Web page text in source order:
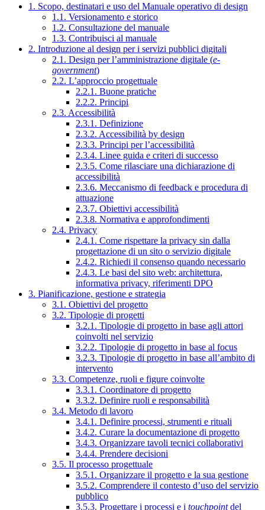
1. Scopo, destinatari e uso del Manuale operativo di design
1.1. Versionamento e storico
1.2. Consultazione del manuale
1.3. Contribuisci al manuale
2. Introduzione al design per i servizi pubblici digitali
2.1. Design per l’amministrazione digitale (e-
government)
2.2. L’approccio progettuale
2.2.1. Buone pratiche
2.2.2. Principi
2.3. Accessibilità
2.3.1. Definizione
2.3.2. Accessibilità by design
2.3.3. Principi per l’accessibilità
2.3.4. Linee guida e criteri di successo
2.3.5. Come rilasciare una dichiarazione di
accessibilità
2.3.6. Meccanismo di feedback e procedura di
attuazione
2.3.7. Obiettivi accessibilità
2.3.8. Normativa e approfondimenti
2.4. Privacy
2.4.1. Come rispettare la privacy sin dalla
progettazione di un sito o servizio digitale
2.4.2. Richiedi il consenso quando necessario
2.4.3. Le basi del sito web: architettura,
informativa privacy, riferimenti DPO
3. Pianificazione, gestione e strategia
3.1. Obiettivi del progetto
3.2. Tipologie di progetti
3.2.1. Tipologie di progetto in base agli attori
coinvolti nel servizio
3.2.2. Tipologie di progetto in base al focus
3.2.3. Tipologie di progetto in base all’ambito di
intervento
3.3. Competenze, ruoli e figure coinvolte
3.3.1. Coordinatore di progetto
3.3.2. Definire ruoli e responsabilità
3.4. Metodo di lavoro
3.4.1. Definire processi, strumenti e rituali
3.4.2. Curare la documentazione di progetto
3.4.3. Organizzare tavoli tecnici collaborativi
3.4.4. Prendere decisioni
3.5. Il processo progettuale
3.5.1. Organizzare il progetto e la sua gestione
3.5.2. Comprendere il contesto d’uso del servizio
pubblico
3.5.3. Progettare i processi e i touchpointdel